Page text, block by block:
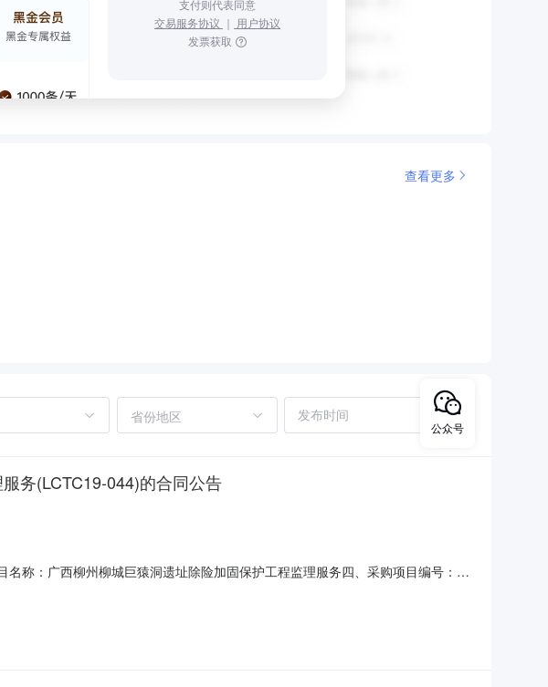
支付则代表同意
交易服务协议 ｜ 用户协议
发票获取
查看更多
省份地区
务(LCTC19-044)的合同公告
称：广西柳州柳城巨猿洞遗址除险加固保护工程监理服务四、采购项目编号：
3311593地址：柳州市柳北区雅儒路470号富康雅居5栋2、采购人名称：柳城县
公众号